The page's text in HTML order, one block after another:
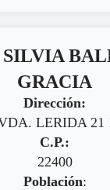
GRACIA
Dirección:
LERIDA 21
C.P.:
22400
Población: